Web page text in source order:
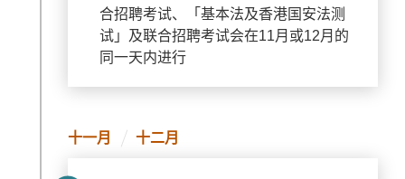
合招聘考试、「基本法及香港国安法测
试」及联合招聘考试会在11月或12月的
同一天内进行
十一月 十二月